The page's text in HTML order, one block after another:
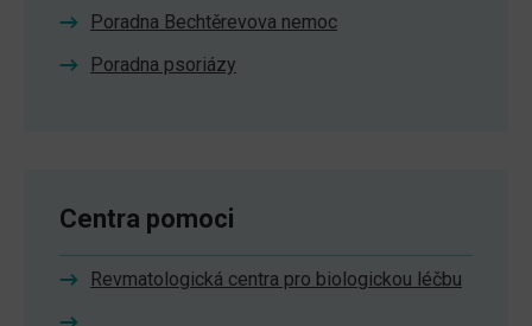
Poradna Bechtěrevova nemoc
Poradna psoriázy
Centra pomoci
Revmatologická centra pro biologickou léčbu